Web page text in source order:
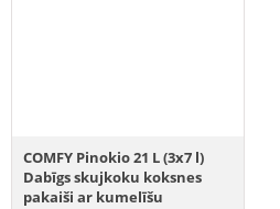
COMFY Pinokio 21 L (3x7 l)
Dabīgs skujkoku koksnes
pakaiši ar kumelīšu